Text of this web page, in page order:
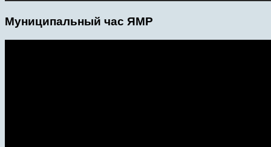
Муниципальный час ЯМР